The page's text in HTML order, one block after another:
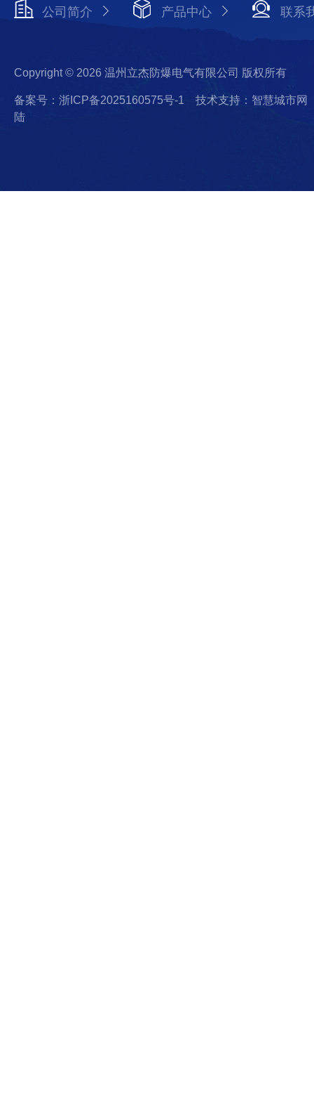
公司简介 产品中心 联系
Copyright © 2026 温州立杰防爆电气有限公司 版权所有
备案号：浙ICP备2025160575号-1
技术支持：智慧城市网
陆